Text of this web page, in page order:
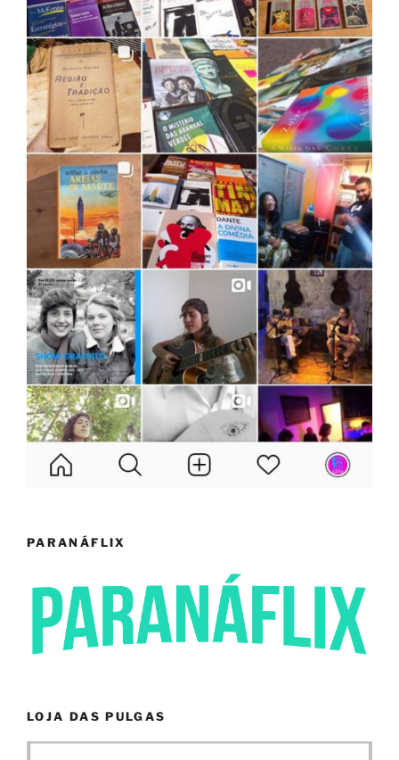
PARANÁFLIX
LOJA DAS PULGAS